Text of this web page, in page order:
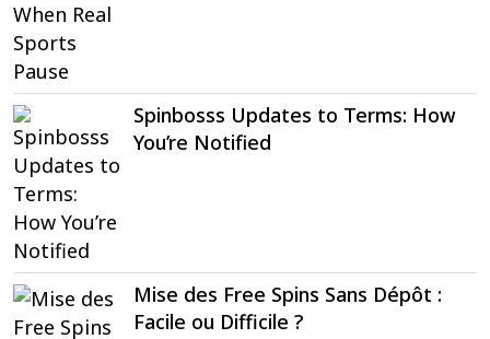
Spinbosss Updates to Terms: How
You’re Notified
Mise des Free Spins Sans Dépôt :
Facile ou Difficile ?